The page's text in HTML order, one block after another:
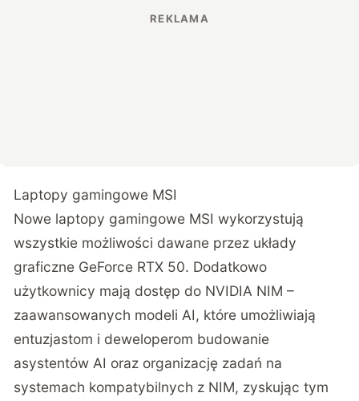
Laptopy gamingowe MSI
Nowe laptopy gamingowe MSI wykorzystują
wszystkie możliwości dawane przez układy
graficzne GeForce RTX 50. Dodatkowo
użytkownicy mają dostęp do NVIDIA NIM –
zaawansowanych modeli AI, które umożliwiają
entuzjastom i deweloperom budowanie
asystentów AI oraz organizację zadań na
systemach kompatybilnych z NIM, zyskując tym